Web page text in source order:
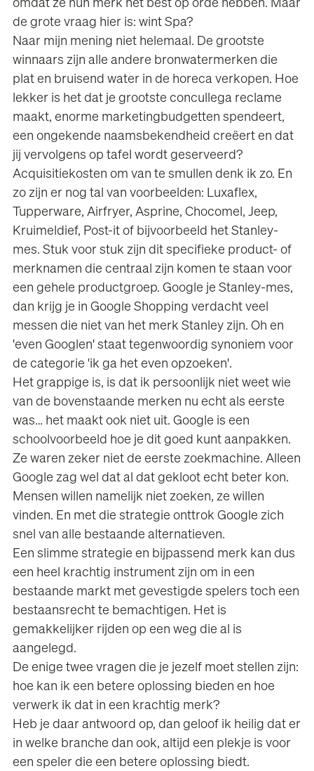
omdat ze hun merk het best op orde hebben. Maar
de grote vraag hier is: wint Spa?
Naar mijn mening niet helemaal. De grootste
winnaars zijn alle andere bronwatermerken die
plat en bruisend water in de horeca verkopen. Hoe
lekker is het dat je grootste concullega reclame
maakt, enorme marketingbudgetten spendeert,
een ongekende naamsbekendheid creëert en dat
jij vervolgens op tafel wordt geserveerd?
Acquisitiekosten om van te smullen denk ik zo. En
zo zijn er nog tal van voorbeelden: Luxaflex,
Tupperware, Airfryer, Asprine, Chocomel, Jeep,
Kruimeldief, Post-it of bijvoorbeeld het Stanley-
mes. Stuk voor stuk zijn dit specifieke product- of
merknamen die centraal zijn komen te staan voor
een gehele productgroep. Google je Stanley-mes,
dan krijg je in Google Shopping verdacht veel
messen die niet van het merk Stanley zijn. Oh en
'even Googlen' staat tegenwoordig synoniem voor
de categorie 'ik ga het even opzoeken'.
Het grappige is, is dat ik persoonlijk niet weet wie
van de bovenstaande merken nu echt als eerste
was… het maakt ook niet uit. Google is een
schoolvoorbeeld hoe je dit goed kunt aanpakken.
Ze waren zeker niet de eerste zoekmachine. Alleen
Google zag wel dat al dat gekloot echt beter kon.
Mensen willen namelijk niet zoeken, ze willen
vinden. En met die strategie onttrok Google zich
snel van alle bestaande alternatieven.
Een slimme strategie en bijpassend merk kan dus
een heel krachtig instrument zijn om in een
bestaande markt met gevestigde spelers toch een
bestaansrecht te bemachtigen. Het is
gemakkelijker rijden op een weg die al is
aangelegd.
De enige twee vragen die je jezelf moet stellen zijn:
hoe kan ik een betere oplossing bieden en hoe
verwerk ik dat in een krachtig merk?
Heb je daar antwoord op, dan geloof ik heilig dat er
in welke branche dan ook, altijd een plekje is voor
een speler die een betere oplossing biedt.